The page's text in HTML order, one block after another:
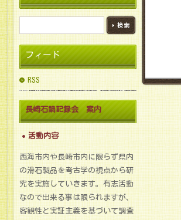
フィード
RSS
長崎石鍋記録会 案内
活動内容
西海市内や長崎市内に限らず県内
の滑石製品を考古学の視点から研
究を実施していきます。有志活動
なので出来る事は限られますが、
客観性と実証主義を基づいて調査